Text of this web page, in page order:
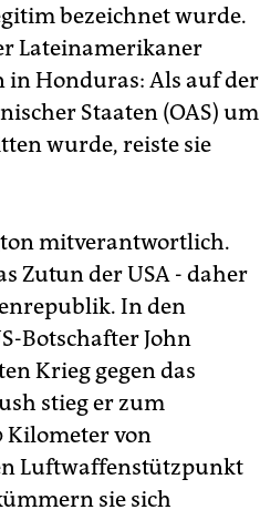
bezeichnet wurde.
Lateinamerikaner
in Honduras: Als auf der
Staaten (OAS) um
wurde, reiste sie
mitverantwortlich.
Zutun der USA - daher
In den
Botschafter John
Krieg gegen das
stieg er zum
von
Luftwaffenstützpunkt
sie sich